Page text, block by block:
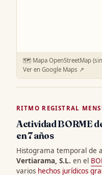
🗺️ Mapa OpenStreetMap (sin
Ver en Google Maps ↗
RITMO REGISTRAL
Actividad BORME
en 7 años
Histograma temporal de
Vertiarama, S.L. en el
varios hechos jurídicos